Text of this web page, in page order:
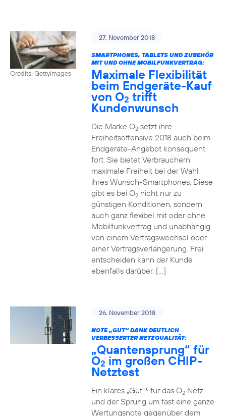
Credits: Gettyimages
27. November 2018
SMARTPHONES, TABLETS UND ZUBEHÖR
MIT UND OHNE MOBILFUNKVERTRAG:
Maximale Flexibilität
beim Endgeräte-Kauf
von O2 trifft
Kundenwunsch
Die Marke O2setzt ihre
Freiheitsoffensive 2018 auch beim
Endgeräte-Angebot konsequent
fort. Sie bietet Verbrauchern
maximale Freiheit bei der Wahl
ihres Wunsch-Smartphones. Diese
gibt es bei O2nicht nur zu
günstigen Konditionen, sondern
auch ganz flexibel mit oder ohne
Mobilfunkvertrag und unabhängig
von einem Vertragswechsel oder
einer Vertragsverlängerung. Frei
entscheiden kann der Kunde
ebenfalls darüber, […]
26. November 2018
NOTE „GUT“ DANK DEUTLICH
VERBESSERTER NETZQUALITÄT:
„Quantensprung“ für
O2 im großen CHIP-
Netztest
Ein klares „Gut“* für das O2Netz
und der Sprung um fast eine ganze
Wertungsnote gegenüber dem